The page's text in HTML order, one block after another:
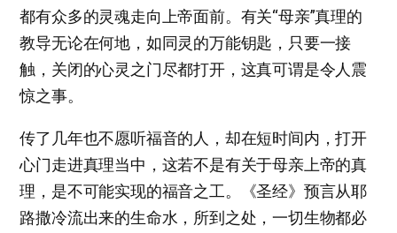
都有众多的灵魂走向上帝面前。有关“母亲”真理的
教导无论在何地，如同灵的万能钥匙，只要一接
触，关闭的心灵之门尽都打开，这真可谓是令人震
惊之事。
传了几年也不愿听福音的人，却在短时间内，打开
心门走进真理当中，这若不是有关于母亲上帝的真
理，是不可能实现的福音之工。《圣经》预言从耶
路撒冷流出来的生命水，所到之处，一切生物都必